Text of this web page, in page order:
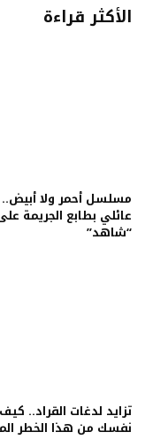
الأكثر قراءة
مسلسل أحمر ولا
عائلي بطابع الجريمة
“شاهد”
تزايد لدغات القراد..
نفسك من هذا الخطر